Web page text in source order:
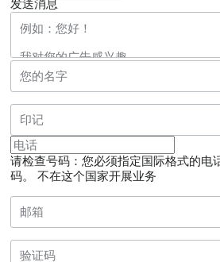
发送消息
请检查号码：您必须指定国际格式的电
码。
不在这个国家开展业务